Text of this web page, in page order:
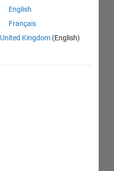
English
Français
United Kingdom(English)